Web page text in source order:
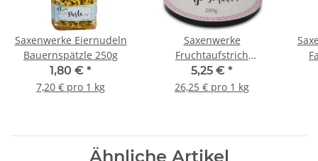
Saxenwerke Eiernudeln
Bauernspätzle 250g
1,80 € *
7,20 € pro 1 kg
Saxenwerke
Fruchtaufstrich
Schwarze Johannisbeere
200 g
5,25 € *
26,25 € pro 1 kg
Ähnliche Artikel